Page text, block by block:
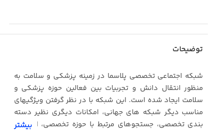
توضیحات
شبکه اجتماعی تخصصی پلاسما در زمینه پزشکی و سلامت به
منظور انتقال دانش و تجربیات بین فعالین حوزه پزشکی و
سلامت ایجاد شده است. این شبکه با در نظر گرفتن ویژگیهای
مناسب دیگر شبکه های جهانی، امکانات دیگری نظیر دسته
بندی تخصصی، جستجوهای مرتبط با حوزه تخصصی، ابزارهای
بیشتر